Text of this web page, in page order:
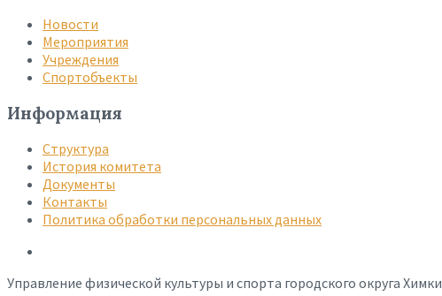
Новости
Мероприятия
Учреждения
Спортобъекты
Информация
Структура
История комитета
Документы
Контакты
Политика обработки персональных данных
Управление физической культуры и спорта городского округа Химки